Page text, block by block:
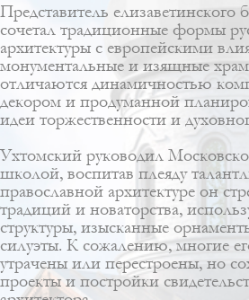
Представитель елизаветинского
сочетал традиционные формы
архитектуры с европейскими
монументальные и изящные
отличаются динамичностью
декором и продуманной
идеи торжественности и
Ухтомский руководил
школой, воспитав плеяду
православной архитектуре он
традиций и новаторства,
структуры, изысканные
силуэты. К сожалению, многие
утрачены или перестроены, но
проекты и постройки